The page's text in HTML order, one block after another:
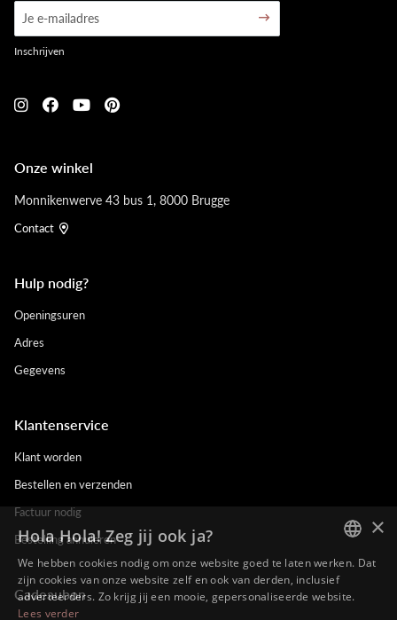
Onze winkel
Monnikenwerve 43 bus 1, 8000 Brugge
Contact
Hulp nodig?
Openingsuren
Adres
Gegevens
Klantenservice
Klant worden
Bestellen en verzenden
Factuur nodig
Bestelling annuleren
Cadeaubon
Inschrijven
DUTCH
ENGLISH
×
Hola Hola! Zeg jij ook ja?
We hebben cookies nodig om onze website goed te laten werken. Dat
zijn cookies van onze website zelf en ook van derden, inclusief
adverteerders. Zo krijg jij een mooie, gepersonaliseerde website.
Lees verder